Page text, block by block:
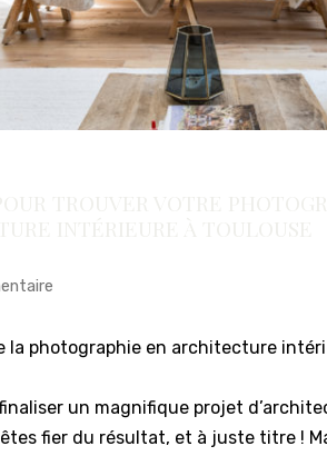
la photographie en architecture
un magnifique projet
êtes fier du résultat, et à juste titre !